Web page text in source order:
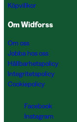
Köpvillkor
Om Widforss
Om oss
Jobba hos oss
Hållbarhetspolicy
Integritetspolicy
Cookiepolicy
Facebook
Instagram